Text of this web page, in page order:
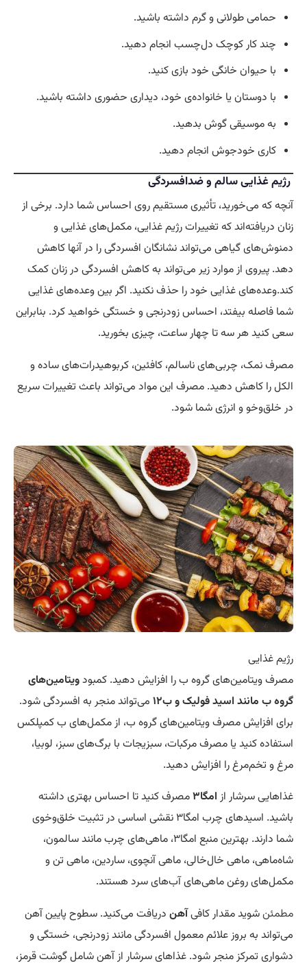
حمامی طولانی و گرم داشته باشید.
چند کار کوچک دل‌چسب انجام دهید.
با حیوان خانگی خود بازی کنید.
با دوستان یا خانواده‌ی خود، دیداری حضوری داشته باشید.
به موسیقی گوش بدهید.
کاری خودجوش انجام دهید.
رژیم غذایی سالم و ضدافسردگی
آنچه که می‌خورید، تأثیری مستقیم روی احساس شما دارد. برخی از
زنان دریافته‌اند که تغییرات رژیم غذایی، مکمل‌های غذایی و
دمنوش‌های گیاهی می‌تواند نشانگان افسردگی را در آنها کاهش
دهد. پیروی از موارد زیر می‌تواند به کاهش افسردگی در زنان کمک
کند.وعده‌های غذایی خود را حذف نکنید. اگر بین وعده‌های غذایی
شما فاصله بیفتد، احساس زودرنجی و خستگی خواهید کرد. بنابراین
سعی کنید هر سه تا چهار ساعت، چیزی بخورید.
مصرف نمک، چربی‌های ناسالم، کافئین، کربوهیدرات‌های ساده و
الکل را کاهش دهید. مصرف این مواد می‌تواند باعث تغییرات سریع
در خلق‌وخو و انرژی شما شود.
رژیم غذایی
مصرف ویتامین‌های گروه ب را افزایش دهید. کمبودویتامین‌های
گروه ب مانند اسید فولیک و ب۱۲
می‌تواند منجر به افسردگی شود.
برای افزایش مصرف ویتامین‌های گروه ب، از مکمل‌های ب کمپلکس
استفاده کنید یا مصرف مرکبات، سبزیجات با برگ‌های سبز، لوبیا،
مرغ و تخم‌مرغ را افزایش دهید.
غذاهایی سرشار از امگا۳
مصرف کنید تا احساس بهتری داشته
باشید. اسیدهای چرب امگا۳ نقشی اساسی در تثبیت خلق‌و‌خوی
شما دارند. بهترین منبع امگا۳، ماهی‌های چرب مانند سالمون،
شاه‌ماهی، ماهی خال‌خالی، ماهی آنچوی، ساردین، ماهی تن و
مکمل‌های روغن ماهی‌های آب‌های سرد هستند.
مطمئنشوید مقدار کافیآهن دریافت می‌کنید. سطوح پایین آهن
می‌تواند به بروز علائم معمول افسردگی مانند زودرنجی، خستگی و
دشواری تمرکز منجر شود. غذاهای سرشار از آهن شامل گوشت قرمز،